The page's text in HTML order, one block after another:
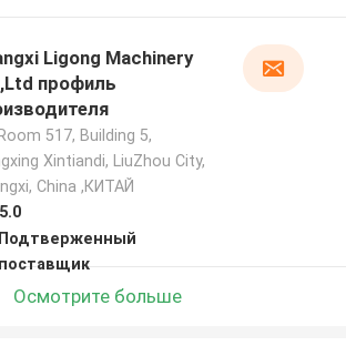
Ligong Machinery
профиль
Room 517, Building 5,
Xintiandi, LiuZhou City,
China ,КИТАЙ
5.0
Подтверженный
поставщик
Осмотрите больше